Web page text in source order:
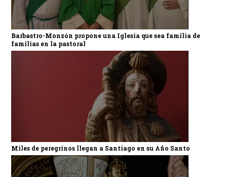
Barbastro-Monzón propone una Iglesia que sea familia de
familias en la pastoral
Miles de peregrinos llegan a Santiago en su Año Santo